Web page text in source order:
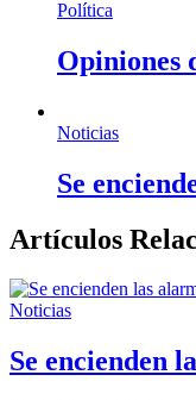
Política
Opiniones
Noticias
Se
Artículos
Noticias
Se encienden